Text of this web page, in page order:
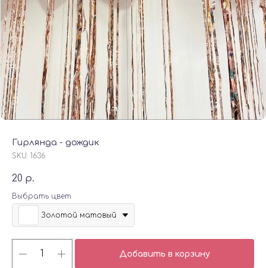
Гирлянда - дождик
SKU: 1636
20 р.
Выбрать цвет
Золотой матовый
Добавить в корзину